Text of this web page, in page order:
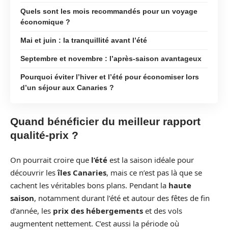
Quels sont les mois recommandés pour un voyage
économique ?
Mai et juin : la tranquillité avant l’été
Septembre et novembre : l’après-saison avantageux
Pourquoi éviter l’hiver et l’été pour économiser lors
d’un séjour aux Canaries ?
Quand bénéficier du meilleur rapport
qualité-prix ?
On pourrait croire que l’été est la saison idéale pour
découvrir lesîles Canaries, mais ce n’est pas là que se
cachent les véritables bons plans. Pendant la haute
saison, notamment durant l’été et autour des fêtes de fin
d’année, les prix des hébergements et des vols
augmentent nettement. C’est aussi la période où